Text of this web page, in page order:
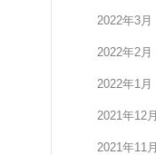
2022年3月
2022年2月
2022年1月
2021年12月
2021年11月